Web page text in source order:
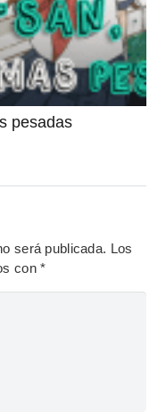
pesadas
será publicada. Los
con*